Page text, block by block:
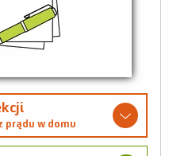
prądu w domu